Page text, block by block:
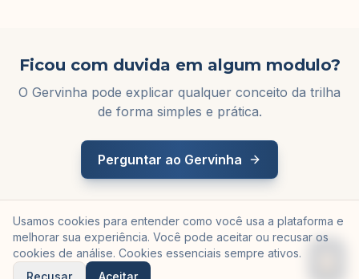
Ficou com duvida em algum modulo?
O Gervinha pode explicar qualquer conceito da trilha
de forma simples e prática.
Perguntar ao Gervinha
Usamos cookies para entender como você usa a plataforma e
melhorar sua experiência. Você pode aceitar ou recusar os
cookies de análise. Cookies essenciais sempre ativos.
Recusar
Aceitar